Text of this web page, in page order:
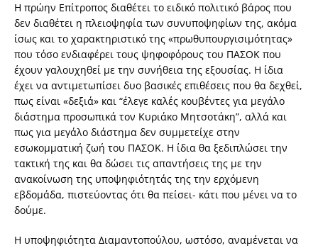
Η πρώην Επίτροπος διαθέτει το ειδικό πολιτικό βάρος που
δεν διαθέτει η πλειοψηφία των συνυποψηφίων της, ακόμα
ίσως και το χαρακτηριστικό της «πρωθυπουργισιμότητας»
που τόσο ενδιαφέρει τους ψηφοφόρους του ΠΑΣΟΚ που
έχουν γαλουχηθεί με την συνήθεια της εξουσίας. Η ίδια
έχει να αντιμετωπίσει δυο βασικές επιθέσεις που θα δεχθεί,
πως είναι «δεξιά» και “έλεγε καλές κουβέντες για μεγάλο
διάστημα προσωπικά τον Κυριάκο Μητσοτάκη”, αλλά και
πως για μεγάλο διάστημα δεν συμμετείχε στην
εσωκομματική ζωή του ΠΑΣΟΚ. Η ίδια θα ξεδιπλώσει την
τακτική της και θα δώσει τις απαντήσεις της με την
ανακοίνωση της υποψηφιότητάς της την ερχόμενη
εβδομάδα, πιστεύοντας ότι θα πείσει- κάτι που μένει να το
δούμε.
Η υποψηφιότητα Διαμαντοπούλου, ωστόσο, αναμένεται να